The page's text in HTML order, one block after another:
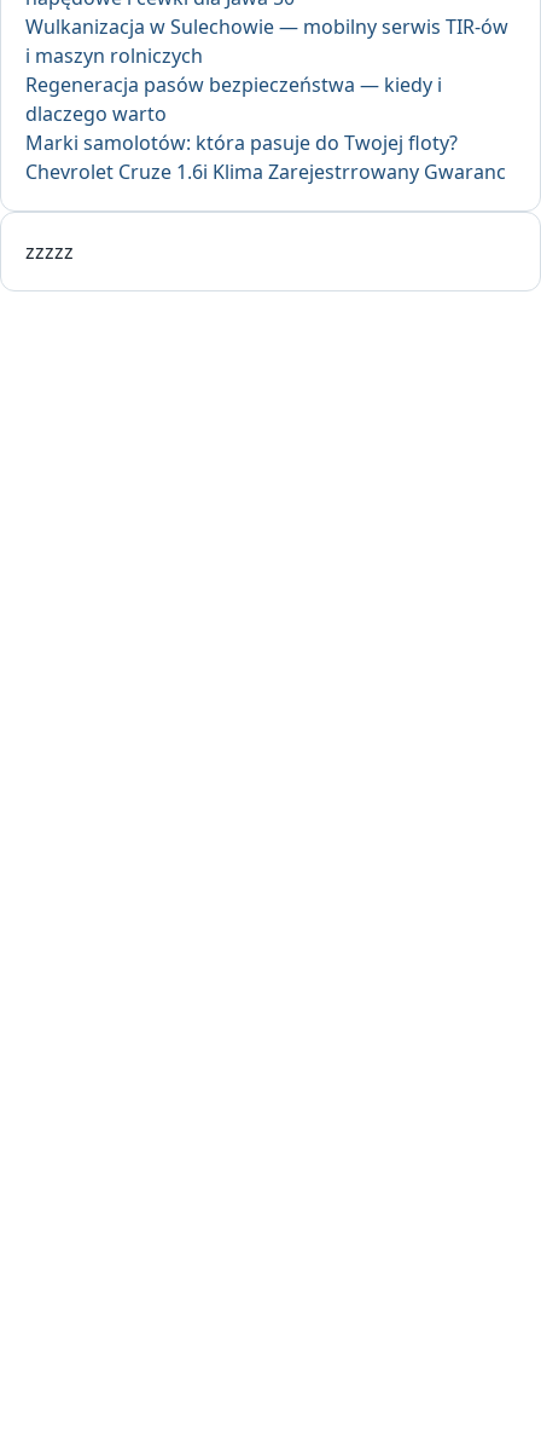
Wulkanizacja w Sulechowie — mobilny serwis TIR-ów
i maszyn rolniczych
Regeneracja pasów bezpieczeństwa — kiedy i
dlaczego warto
Marki samolotów: która pasuje do Twojej floty?
Chevrolet Cruze 1.6i Klima Zarejestrrowany Gwaranc
zzzzz